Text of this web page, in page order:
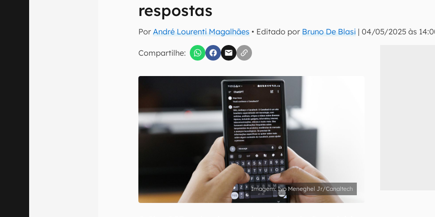
respostas
PorAndré Lourenti Magalhães • Editado por Bruno De Blasi |04/05/2025 às
Compartilhe:
Confirmo que li, aceito e concordo com os Termos de Uso e Política de Privacidade do
Ivo Meneghel Jr/Canaltech